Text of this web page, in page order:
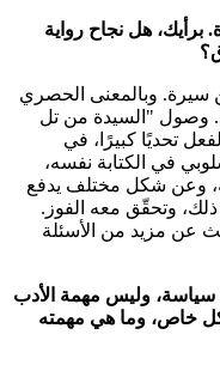
هل نجاح رواية
سيرة. وبالمعنى الحصري
وصول "السيدة من تل
تحديًا كبيرًا، في
في الكتابة نفسه،
وعن شكل مختلف يدفع
وتحقّق معه الفوز.
عن مزيد من الأسئلة
سياسة، وليس مهمة الأدب
خاص، وما هي مهمته